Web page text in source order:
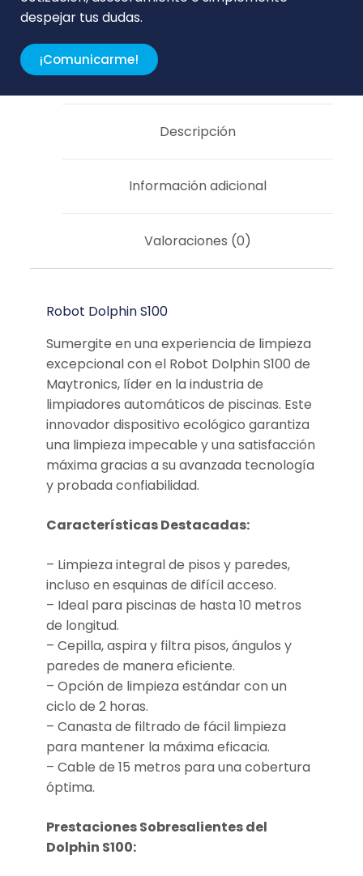
despejar tus dudas.
¡Comunicarme!
Descripción
Información adicional
Valoraciones (0)
Robot Dolphin S100
Sumergite en una experiencia de limpieza
excepcional con el Robot Dolphin S100 de
Maytronics, líder en la industria de
limpiadores automáticos de piscinas. Este
innovador dispositivo ecológico garantiza
una limpieza impecable y una satisfacción
máxima gracias a su avanzada tecnología
y probada confiabilidad.
Características Destacadas:
– Limpieza integral de pisos y paredes,
incluso en esquinas de difícil acceso.
– Ideal para piscinas de hasta 10 metros
de longitud.
– Cepilla, aspira y filtra pisos, ángulos y
paredes de manera eficiente.
– Opción de limpieza estándar con un
ciclo de 2 horas.
– Canasta de filtrado de fácil limpieza
para mantener la máxima eficacia.
– Cable de 15 metros para una cobertura
óptima.
Prestaciones Sobresalientes del
Dolphin S100: